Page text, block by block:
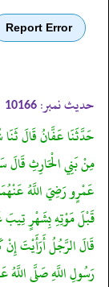
Report Error
حدیث نمبر: 10166
حَدَّثَنَا عَفَّانُ قَالَ
مِنْ بَنِي الْحَارِثِ قَالَ
عَمْرٍو رَضِيَ اللَّهُ
قَبْلَ مَوْتِهِ بِشَهْرٍ تِيبَ
قَالَ الرَّجُلُ أَرَأَيْتَ
رَسُولِ اللَّهِ صَلَّى اللَّهُ